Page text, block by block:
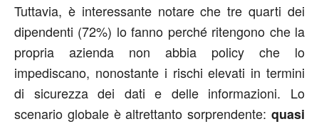
Tuttavia, è interessante notare che tre quarti dei
dipendenti (72%) lo fanno perché ritengono che la
propria azienda non abbia policy che lo
impediscano, nonostante i rischi elevati in termini
di sicurezza dei dati e delle informazioni. Lo
scenario globale è altrettanto sorprendente: quasi